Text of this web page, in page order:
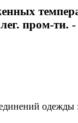
пром-ти.
одежды